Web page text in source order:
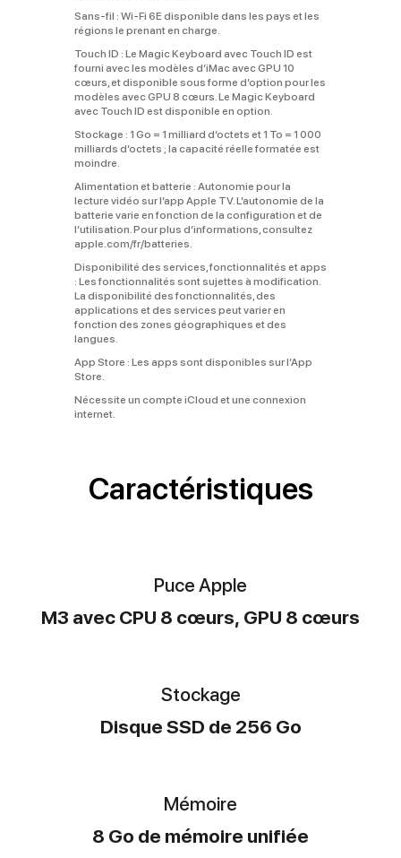
Sans‑fil : Wi‑Fi 6E disponible dans les pays et les
régions le prenant en charge.
Touch ID : Le Magic Keyboard avec Touch ID est
fourni avec les modèles d’iMac avec GPU 10
cœurs, et disponible sous forme d’option pour les
modèles avec GPU 8 cœurs. Le Magic Keyboard
avec Touch ID est disponible en option.
Stockage : 1 Go = 1 milliard d’octets et 1 To = 1 000
milliards d’octets ; la capacité réelle formatée est
moindre.
Alimentation et batterie : Autonomie pour la
lecture vidéo sur l’app Apple TV. L’autonomie de la
batterie varie en fonction de la configuration et de
l’utilisation. Pour plus d’informations, consultez
apple.com/fr/batteries.
Disponibilité des services, fonctionnalités et apps
: Les fonctionnalités sont sujettes à modification.
La disponibilité des fonctionnalités, des
applications et des services peut varier en
fonction des zones géographiques et des
langues.
App Store : Les apps sont disponibles sur l’App
Store.
Nécessite un compte iCloud et une connexion
internet.
Caractéristiques
Puce Apple
M3 avec CPU 8 cœurs, GPU 8 cœurs
Stockage
Disque SSD de 256 Go
Mémoire
8 Go de mémoire unifiée